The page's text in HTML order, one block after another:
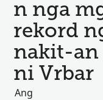
n nga
rekord
nakit-an
ni Vrbar
Ang